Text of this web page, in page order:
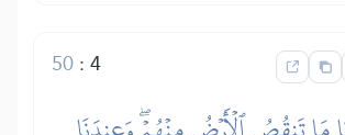
4
:
50